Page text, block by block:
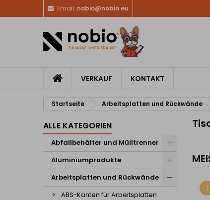
Email: nobio@nobio.eu
VERKAUF KONTAKT
Startseite Arbeitsplatten und Rückwände
ALLE KATEGORIEN
Abfallbehälter und Mülltrenner
Aluminiumprodukte
Arbeitsplatten und Rückwände
ABS-Kanten für Arbeitsplatten
1